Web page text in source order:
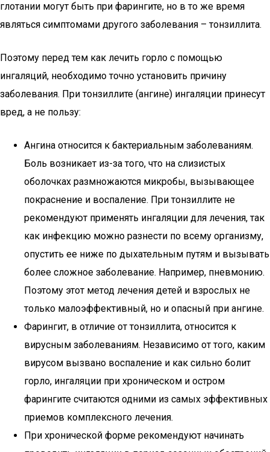
глотании могут быть при фарингите, но в то же время
являться симптомами другого заболевания – тонзиллита.
Поэтому перед тем как лечить горло с помощью
ингаляций, необходимо точно установить причину
заболевания. При тонзиллите (ангине) ингаляции принесут
вред, а не пользу:
Ангина относится к бактериальным заболеваниям.
Боль возникает из-за того, что на слизистых
оболочках размножаются микробы, вызывающее
покраснение и воспаление. При тонзиллите не
рекомендуют применять ингаляции для лечения, так
как инфекцию можно разнести по всему организму,
опустить ее ниже по дыхательным путям и вызывать
более сложное заболевание. Например, пневмонию.
Поэтому этот метод лечения детей и взрослых не
только малоэффективный, но и опасный при ангине.
Фарингит, в отличие от тонзиллита, относится к
вирусным заболеваниям. Независимо от того, каким
вирусом вызвано воспаление и как сильно болит
горло, ингаляции при хроническом и остром
фарингите считаются одними из самых эффективных
приемов комплексного лечения.
При хронической форме рекомендуют начинать